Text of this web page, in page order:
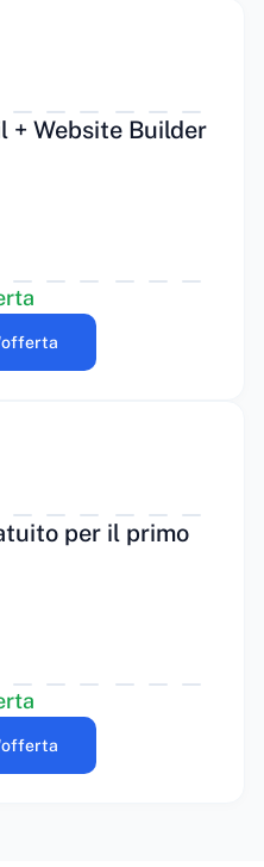
+ Website Builder
per il primo